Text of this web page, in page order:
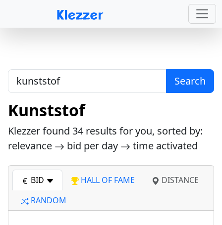
Search
Kunststof
Klezzer found 34 results for you, sorted by:
relevance
bid per day time activated
BID HALL OF FAME
DISTANCE
RANDOM